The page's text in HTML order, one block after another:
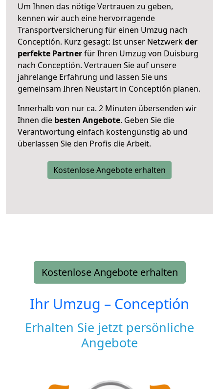
Um Ihnen das nötige Vertrauen zu geben,
kennen wir auch eine hervorragende
Transportversicherung für einen Umzug nach
Conceptión. Kurz gesagt: Ist unser Netzwerkder
perfekte Partnerfür Ihren Umzug von Duisburg
nach Conceptión. Vertrauen Sie auf unsere
jahrelange Erfahrung und lassen Sie uns
gemeinsam Ihren Neustart in Conceptión planen.
Innerhalb von nur ca. 2 Minuten übersenden wir
Ihnen die besten Angebote. Geben Sie die
Verantwortung einfach kostengünstig ab und
überlassen Sie den Profis die Arbeit.
Kostenlose Angebote erhalten
Kostenlose Angebote erhalten
Ihr Umzug – Conceptión
Erhalten Sie jetzt persönliche
Angebote